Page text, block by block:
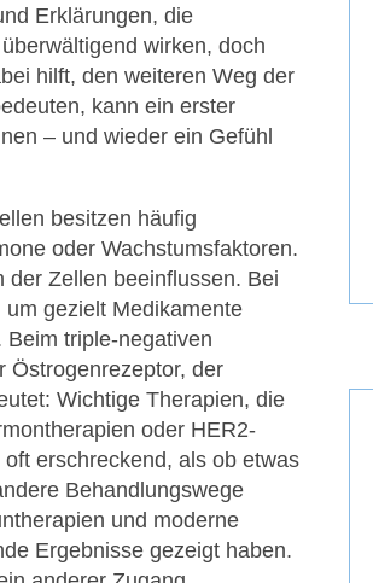
Erklärungen, die
wirken, doch
hilft, den weiteren Weg der
kann ein erster
– und wieder ein Gefühl
besitzen häufig
oder Wachstumsfaktoren.
der Zellen beeinflussen. Bei
gezielt Medikamente
triple-negativen
Östrogenrezeptor, der
Wichtige Therapien, die
oder HER2-
erschreckend, als ob etwas
Behandlungswege
und moderne
Ergebnisse gezeigt haben.